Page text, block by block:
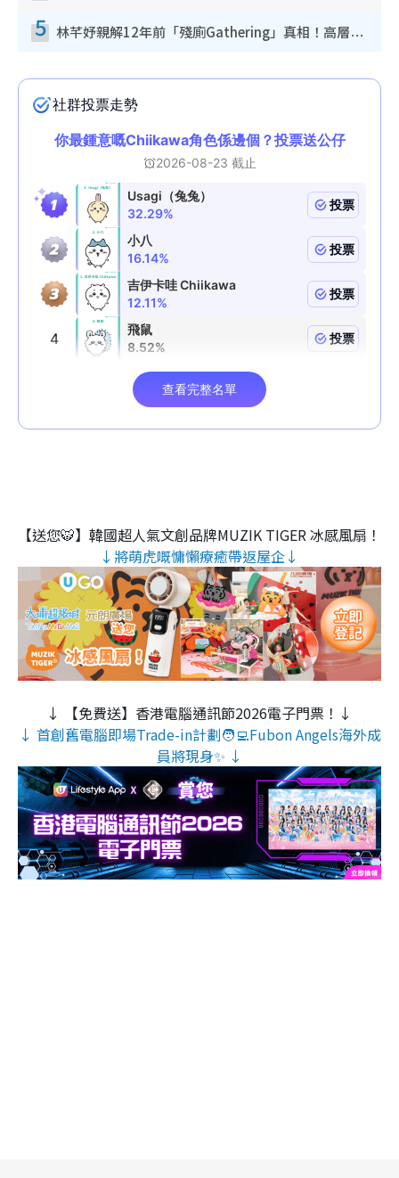
5 林芊妤親解12年前「殘廁Gathering」真相！高層解約一句話重創尊嚴至今拒返TVB
【送您🐯】韓國超人氣文創品牌MUZIK TIGER 冰感風扇！
↓將萌虎嘅慵懶療癒帶返屋企↓
↓ 【免費送】香港電腦通訊節2026電子門票！↓
↓ 首創舊電腦即場Trade-in計劃🧑‍💻Fubon Angels海外成
員將現身✨ ↓